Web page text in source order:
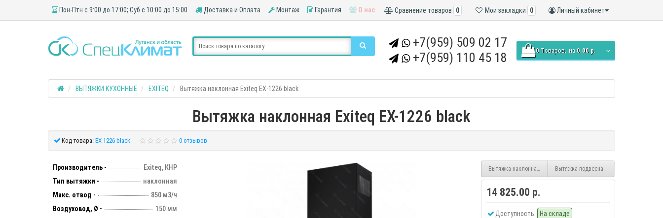
Пон-Птн с 9:00 до 17:00; Суб с 10:00 до 15:00 Доставка и Оплата Монтаж Гарантия О нас Личный кабинет
Мои закладки 0
Сравнение товаров 0
+7(959) 509 02 17
+7(959) 110 45 18
0 Tоваров, на 0.00 р.
ВЫТЯЖКИ КУХОННЫЕ EXITEQ Вытяжка наклонная Exiteq EX-1226 black
Вытяжка наклонная Exiteq EX-1226 black
Код товара: EX-1226 black 0 отзывов
Производитель -
Exiteq, КНР
Тип вытяжки -
наклонная
Макс. отвод -
850 м3/ч
Воздуховод, Ø -
150 мм
Вытяжка наклонная Exiteq EX-1166 blackВытяжка подвесная Exiteq Standard 601
14 825.00 р.
Доступность: На складе